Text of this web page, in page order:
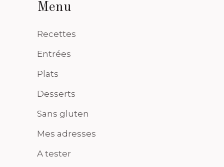
Menu
Recettes
Entrées
Plats
Desserts
Sans gluten
Mes adresses
A tester